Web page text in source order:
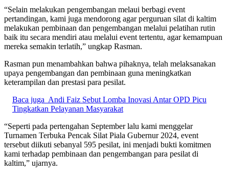
“Selain melakukan pengembangan melaui berbagi event
pertandingan, kami juga mendorong agar perguruan silat di kaltim
melakukan pembinaan dan pengembangan melalui pelatihan rutin
baik itu secara mendiri atau melalui event tertentu, agar kemampuan
mereka semakin terlatih,” ungkap Rasman.
Rasman pun menambahkan bahwa pihaknya, telah melaksanakan
upaya pengembangan dan pembinaan guna meningkatkan
keterampilan dan prestasi para pesilat.
Baca juga Andi Faiz Sebut Lomba Inovasi Antar OPD Picu
Tingkatkan Pelayanan Masyarakat
“Seperti pada pertengahan September lalu kami menggelar
Turnamen Terbuka Pencak Silat Piala Gubernur 2024, event
tersebut diikuti sebanyal 595 pesilat, ini menjadi bukti komitmen
kami terhadap pembinaan dan pengembangan para pesilat di
kaltim,” ujarnya.